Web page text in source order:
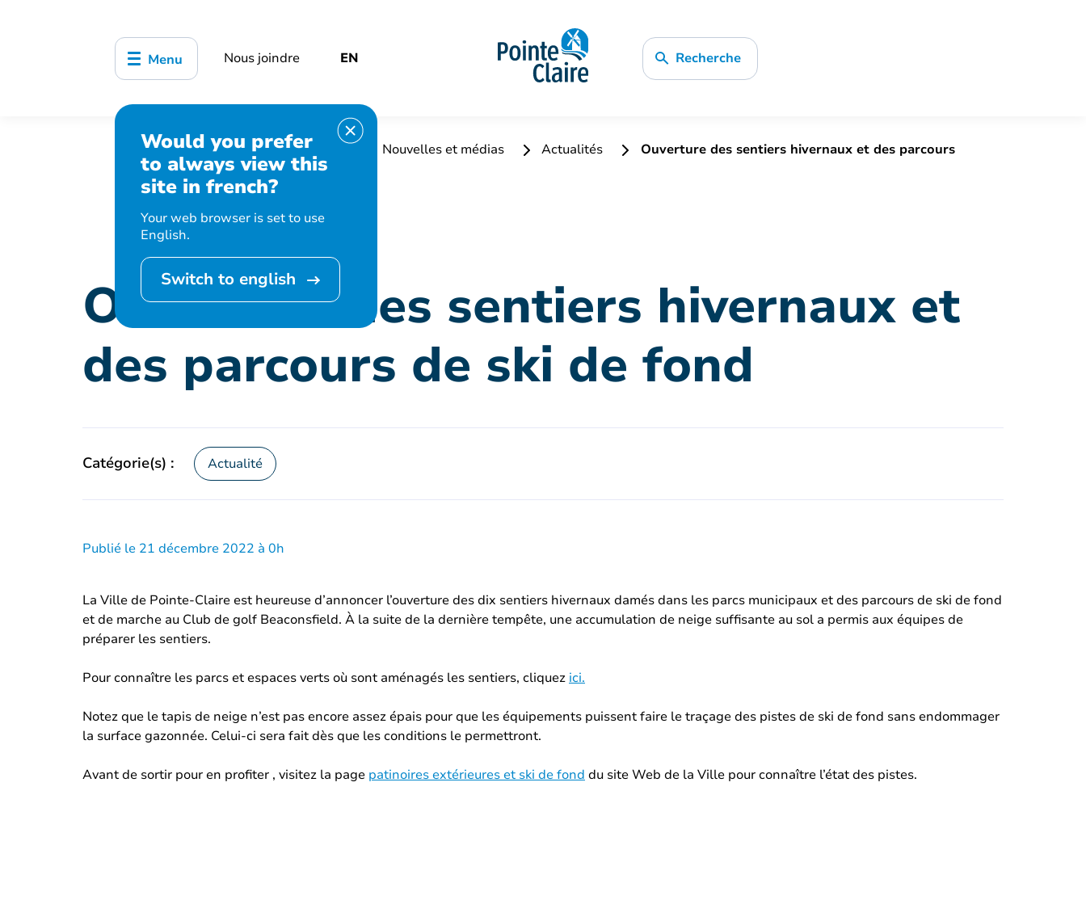
Menu Nous joindre EN Recherche
Would you prefer
to always view this
site in french?
Your web browser is set to use
English.
Switch to english
Accueil Organisation municipale Nouvelles et médias Actualités
Ouverture des sentiers hivernaux et des parcours
de ski de fond
Ouverture des sentiers hivernaux et
des parcours de ski de fond
Catégorie(s) : Actualité
Publié le 21 décembre 2022 à 0h
La Ville de Pointe-Claire est heureuse d’annoncer l’ouverture des dix sentiers hivernaux damés dans les parcs municipaux et des parcours de ski de fond
et de marche au Club de golf Beaconsfield. À la suite de la dernière tempête, une accumulation de neige suffisante au sol a permis aux équipes de
préparer les sentiers.
Pour connaître les parcs et espaces verts où sont aménagés les sentiers, cliquez ici.
Notez que le tapis de neige n’est pas encore assez épais pour que les équipements puissent faire le traçage des pistes de ski de fond sans endommager
la surface gazonnée. Celui-ci sera fait dès que les conditions le permettront.
Avant de sortir pour en profiter , visitez la page patinoires extérieures et ski de fond du site Web de la Ville pour connaître l’état des pistes.